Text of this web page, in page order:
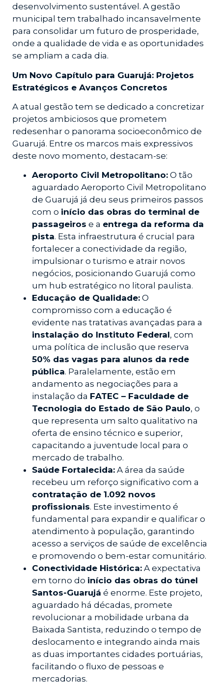
desenvolvimento sustentável. A gestão
municipal tem trabalhado incansavelmente
para consolidar um futuro de prosperidade,
onde a qualidade de vida e as oportunidades
se ampliam a cada dia.
Um Novo Capítulo para Guarujá: Projetos
Estratégicos e Avanços Concretos
A atual gestão tem se dedicado a concretizar
projetos ambiciosos que prometem
redesenhar o panorama socioeconômico de
Guarujá. Entre os marcos mais expressivos
deste novo momento, destacam-se:
Aeroporto Civil Metropolitano: O tão
aguardado Aeroporto Civil Metropolitano
de Guarujá já deu seus primeiros passos
com o início das obras do terminal de
passageiros e a entrega da reforma da
pista. Esta infraestrutura é crucial para
fortalecer a conectividade da região,
impulsionar o turismo e atrair novos
negócios, posicionando Guarujá como
um hub estratégico no litoral paulista.
Educação de Qualidade: O
compromisso com a educação é
evidente nas tratativas avançadas para a
instalação do Instituto Federal, com
uma política de inclusão que reserva
50% das vagas para alunos da rede
pública. Paralelamente, estão em
andamento as negociações para a
instalação da FATEC – Faculdade de
Tecnologia do Estado de São Paulo, o
que representa um salto qualitativo na
oferta de ensino técnico e superior,
capacitando a juventude local para o
mercado de trabalho.
Saúde Fortalecida: A área da saúde
recebeu um reforço significativo com a
contratação de 1.092 novos
profissionais. Este investimento é
fundamental para expandir e qualificar o
atendimento à população, garantindo
acesso a serviços de saúde de excelência
e promovendo o bem-estar comunitário.
Conectividade Histórica: A expectativa
em torno do início das obras do túnel
Santos-Guarujá é enorme. Este projeto,
aguardado há décadas, promete
revolucionar a mobilidade urbana da
Baixada Santista, reduzindo o tempo de
deslocamento e integrando ainda mais
as duas importantes cidades portuárias,
facilitando o fluxo de pessoas e
mercadorias.